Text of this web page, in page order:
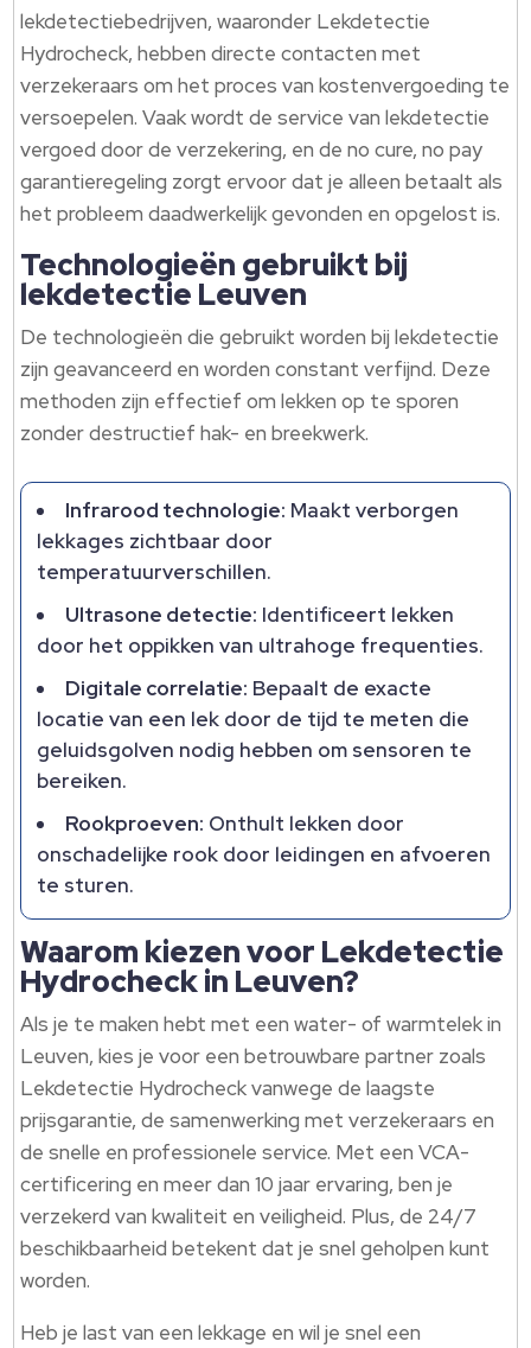
lekdetectiebedrijven, waaronder Lekdetectie
Hydrocheck, hebben directe contacten met
verzekeraars om het proces van kostenvergoeding te
versoepelen. Vaak wordt de service van lekdetectie
vergoed door de verzekering, en de no cure, no pay
garantieregeling zorgt ervoor dat je alleen betaalt als
het probleem daadwerkelijk gevonden en opgelost is.
Technologieën gebruikt bij
lekdetectie Leuven
De technologieën die gebruikt worden bij lekdetectie
zijn geavanceerd en worden constant verfijnd. Deze
methoden zijn effectief om lekken op te sporen
zonder destructief hak- en breekwerk.
Infrarood technologie: Maakt verborgen
lekkages zichtbaar door
temperatuurverschillen.
Ultrasone detectie: Identificeert lekken
door het oppikken van ultrahoge frequenties.
Digitale correlatie: Bepaalt de exacte
locatie van een lek door de tijd te meten die
geluidsgolven nodig hebben om sensoren te
bereiken.
Rookproeven: Onthult lekken door
onschadelijke rook door leidingen en afvoeren
te sturen.
Waarom kiezen voor Lekdetectie
Hydrocheck in Leuven?
Als je te maken hebt met een water- of warmtelek in
Leuven, kies je voor een betrouwbare partner zoals
Lekdetectie Hydrocheck vanwege de laagste
prijsgarantie, de samenwerking met verzekeraars en
de snelle en professionele service. Met een VCA-
certificering en meer dan 10 jaar ervaring, ben je
verzekerd van kwaliteit en veiligheid. Plus, de 24/7
beschikbaarheid betekent dat je snel geholpen kunt
worden.
Heb je last van een lekkage en wil je snel een